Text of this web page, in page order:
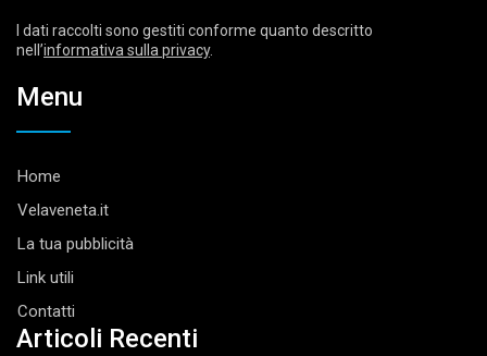
I dati raccolti sono gestiti conforme quanto descritto
nell’informativa sulla privacy.
Menu
Home
Velaveneta.it
La tua pubblicità
Link utili
Contatti
Articoli Recenti